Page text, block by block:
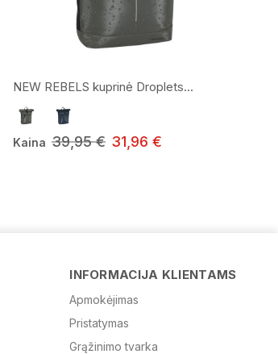
NEW REBELS kuprinė Droplets...
Kaina 39,95 € 31,96 €
INFORMACIJA KLIENTAMS
Apmokėjimas
Pristatymas
Grąžinimo tvarka